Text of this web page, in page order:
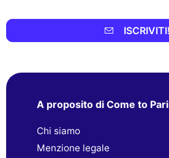
ISCRIVITI!
A proposito di Come to
Chi siamo
Menzione legale